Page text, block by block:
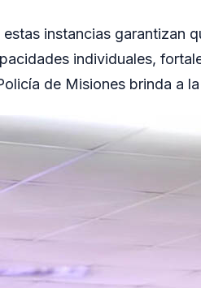
instancias garantizan
individuales,
de Misiones brinda a